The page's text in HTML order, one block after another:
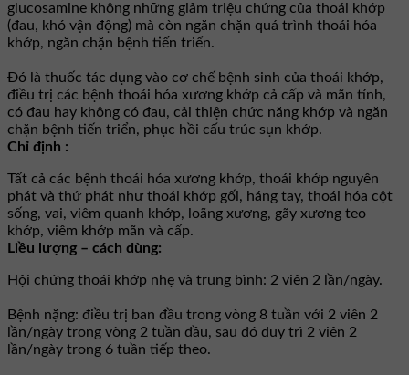
glucosamine không những giảm triệu chứng của thoái khớp
(đau, khó vận động) mà còn ngăn chặn quá trình thoái hóa
khớp, ngăn chặn bệnh tiến triển.
Ðó là thuốc tác dụng vào cơ chế bệnh sinh của thoái khớp,
điều trị các bệnh thoái hóa xương khớp cả cấp và mãn tính,
có đau hay không có đau, cải thiện chức năng khớp và ngăn
chặn bệnh tiến triển, phục hồi cấu trúc sụn khớp.
Chỉ định :
Tất cả các bệnh thoái hóa xương khớp, thoái khớp nguyên
phát và thứ phát như thoái khớp gối, háng tay, thoái hóa cột
sống, vai, viêm quanh khớp, loãng xương, gãy xương teo
khớp, viêm khớp mãn và cấp.
Liều lượng – cách dùng:
Hội chứng thoái khớp nhẹ và trung bình: 2 viên 2 lần/ngày.
Bệnh nặng: điều trị ban đầu trong vòng 8 tuần với 2 viên 2
lần/ngày trong vòng 2 tuần đầu, sau đó duy trì 2 viên 2
lần/ngày trong 6 tuần tiếp theo.